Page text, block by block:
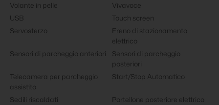
Volante in pelle
Vivavoce
USB
Touch screen
Servosterzo
Freno di stazionamento
elettrico
Sensori di parcheggio anteriori
Sensori di parcheggio
posteriori
Telecamera per parcheggio
assistito
Start/Stop Automatico
Sedili riscaldati
Portellone posteriore elettrico